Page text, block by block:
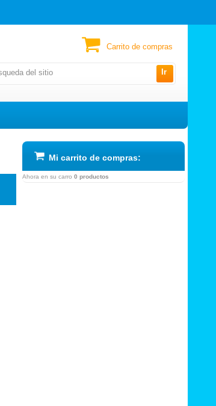
Ir
Carrito de compras
Mi carrito de compras:
Ahora en su carro 0 productos